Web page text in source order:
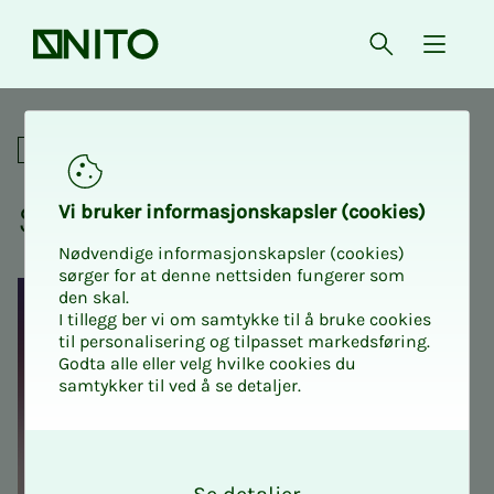
Forsiden Åpne søk
{
SQL for nybegynnere
Nettkurs
SQL for ny­­­be­­­gyn­­­ne­­­re
Vi bru­­­ker in­­­for­­­ma­­­sjons­­­kaps­­­­­ler (cookies)
Nødvendige informasjonskapsler (cookies)
sørger for at denne nettsiden fungerer som
den skal.
I tillegg ber vi om samtykke til å bruke cookies
til personalisering og tilpasset markedsføring.
Godta alle eller velg hvilke cookies du
samtykker til ved å se detaljer.